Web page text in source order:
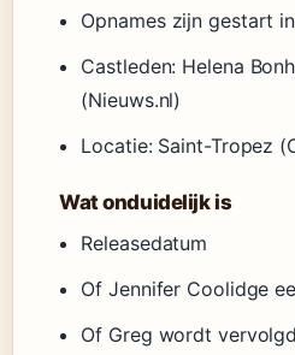
Opnames zijn gestart
Castleden: Helena
(Nieuws.nl)
Locatie: Saint-Tropez
Wat onduidelijk is
Releasedatum
Of Jennifer Coolidge
Of Greg wordt vervolgd